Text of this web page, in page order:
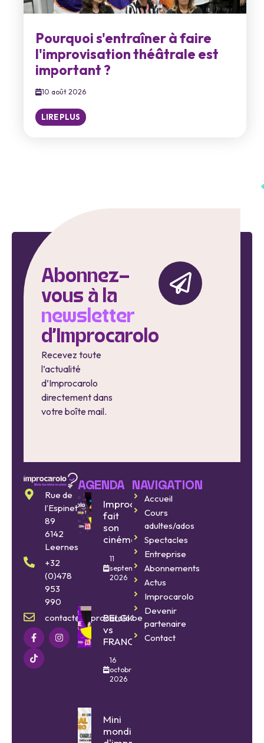
Pourquoi s'entraîner à faire
l'improvisation théâtrale est
important ?
10 août 2026
LIRE PLUS
Abonnez-
vous à la
newsletter
d'Improcarolo
Recevez toute
l’actualité
d’Improcarolo
directement dans
votre boîte mail.
Rue de
l’Espinette
89
6142
Leernes
+32
(0)478
953
990
contact@improcarolo.be
AGENDA
Improcarolo
fait
son
cinéma
11
septembre
2026
BELGIQUE
vs
FRANCE
16
octobre
2026
Mini
mondial
NAVIGATION
Accueil
Cours
adultes/ados
Spectacles
Entreprise
Abonnements
Actus
Improcarolo
Devenir
partenaire
Contact